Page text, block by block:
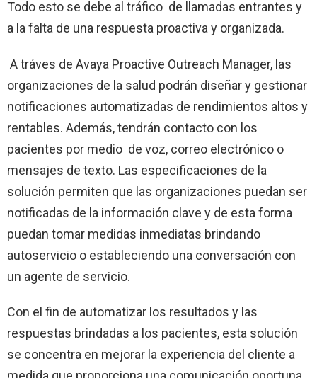
Todo esto se debe al tráfico de llamadas entrantes y
a la falta de una respuesta proactiva y organizada.
A tráves de Avaya Proactive Outreach Manager, las
organizaciones de la salud podrán diseñar y gestionar
notificaciones automatizadas de rendimientos altos y
rentables. Además, tendrán contacto con los
pacientes por medio de voz, correo electrónico o
mensajes de texto. Las especificaciones de la
solución permiten que las organizaciones puedan ser
notificadas de la información clave y de esta forma
puedan tomar medidas inmediatas brindando
autoservicio o estableciendo una conversación con
un agente de servicio.
Con el fin de automatizar los resultados y las
respuestas brindadas a los pacientes, esta solución
se concentra en mejorar la experiencia del cliente a